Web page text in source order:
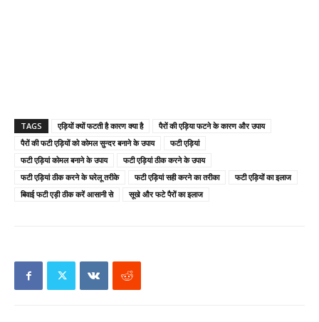
TAGS एड़ियों क्यों फटती है कारण क्या है
पैरों की एड़िया फटने के कारण और उपाय
पैरों की फटी एड़ियों को कोमल सुन्दर बनाने के उपाय
फटी एड़ियां
फटी एड़ियां कोमल बनाने के उपाय
फटी एड़ियां ठीक करने के उपाय
फटी एड़ियां ठीक करने के घरेलू तरीके
फटी एड़ियां सही करने का तरीका
फटी एड़ियों का इलाज
बिवाई फटी एड़ी ठीक करें आसानी से
सूखे और फटे पैरों का इलाज